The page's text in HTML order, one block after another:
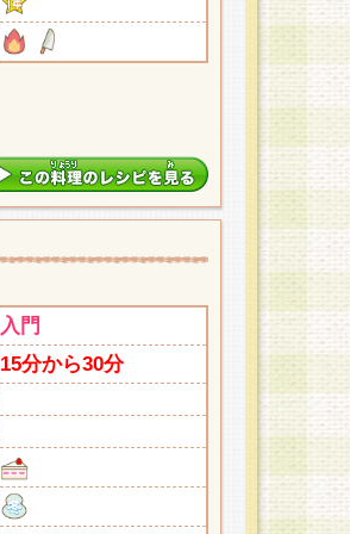
入門
15分から30分